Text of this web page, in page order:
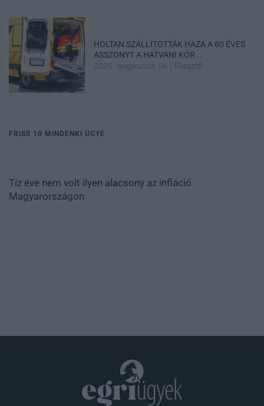
HOLTAN SZÁLLÍTOTTÁK HAZA A 80 ÉVES
ASSZONYT A HATVANI KÓR...
2026. augusztus 06 Riasztó
FRISS 10 MINDENKI ÜGYE
Tíz éve nem volt ilyen alacsony az infláció
Magyarországon